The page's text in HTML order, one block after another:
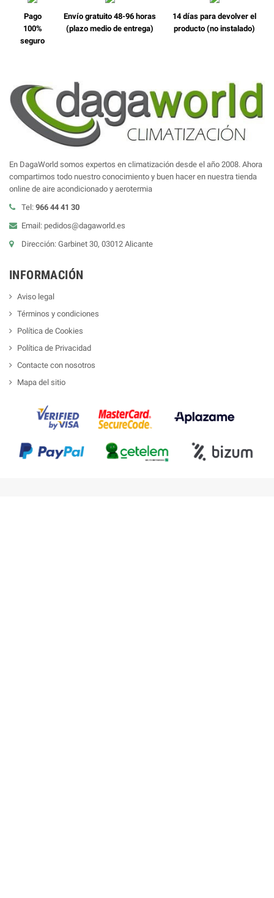
Pago
100%
seguro
Envío gratuito 48-96 horas
(plazo medio de entrega)
14 días para devolver el
producto (no instalado)
En DagaWorld somos expertos en climatización desde el año 2008. Ahora
compartimos todo nuestro conocimiento y buen hacer en nuestra tienda
online de aire acondicionado y aerotermia
Tel: 966 44 41 30
Email: pedidos@dagaworld.es
Dirección: Garbinet 30, 03012 Alicante
INFORMACIÓN
Aviso legal
Términos y condiciones
Política de Cookies
Política de Privacidad
Contacte con nosotros
Mapa del sitio